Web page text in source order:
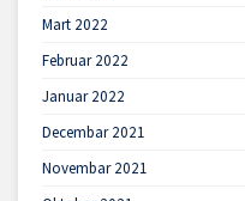
Mart 2022
Februar 2022
Januar 2022
Decembar 2021
Novembar 2021